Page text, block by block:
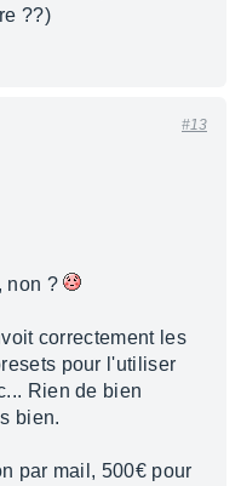
??)
#13
non ?
correctement les
pour l'utiliser
Rien de bien
bien.
par mail, 500€ pour